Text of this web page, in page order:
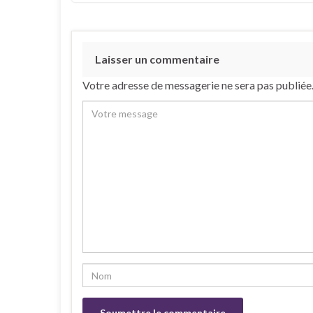
Laisser un commentaire
Votre adresse de messagerie ne sera pas publiée.